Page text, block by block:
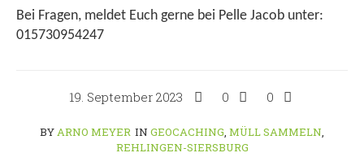
Bei Fragen, meldet Euch gerne bei Pelle Jacob unter:
015730954247
19. September 2023 0 0
BYARNO MEYER IN GEOCACHING, MÜLL SAMMELN,
REHLINGEN-SIERSBURG